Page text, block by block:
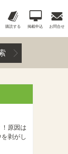
購読する 掲載申込 お問合せ
原因は
剥がし